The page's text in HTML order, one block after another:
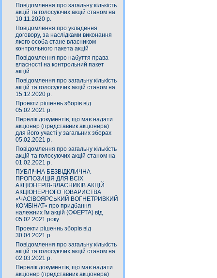
Повідомлення про загальну кількість
акцій та голосуючих акцій станом на
10.11.2020 р.
Повідомлення про укладення
договору, за наслідками виконання
якого особа стане власником
контрольного пакета акцій
Повідомлення про набуття права
власності на контрольний пакет
акцій
Повідомлення про загальну кількість
акцій та голосуючих акцій станом на
15.12.2020 р.
Проекти рішеннь зборів від
05.02.2021 р.
Перелік документів, що має надати
акціонер (представник акціонера)
для його участі у загальних зборах
05.02.2021 р.
Повідомлення про загальну кількість
акцій та голосуючих акцій станом на
01.02.2021 р.
ПУБЛІЧНА БЕЗВІДКЛИЧНА
ПРОПОЗИЦІЯ ДЛЯ ВСІХ
АКЦІОНЕРІВ-ВЛАСНИКІВ АКЦІЙ
АКЦІОНЕРНОГО ТОВАРИСТВА
«ЧАСIВОЯРСЬКИЙ ВОГНЕТРИВКИЙ
КОМБIНАТ» про придбання
належних їм акцій (ОФЕРТА) від
05.02.2021 року
Проекти рішеннь зборів від
30.04.2021 р.
Повідомлення про загальну кількість
акцій та голосуючих акцій станом на
02.03.2021 р.
Перелік документів, що має надати
акціонер (представник акціонера)